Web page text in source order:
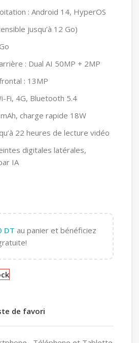
: Android 14, HyperOS
jusqu’à 12 Go)
: Dual AI 50MP + 2MP
: 13MP
Fi, 4G, Bluetooth 5.4
charge rapide 18W
22 heures de lecture vidéo
digitales latérales,
IA
DT au panier et bénéficiez
de favori